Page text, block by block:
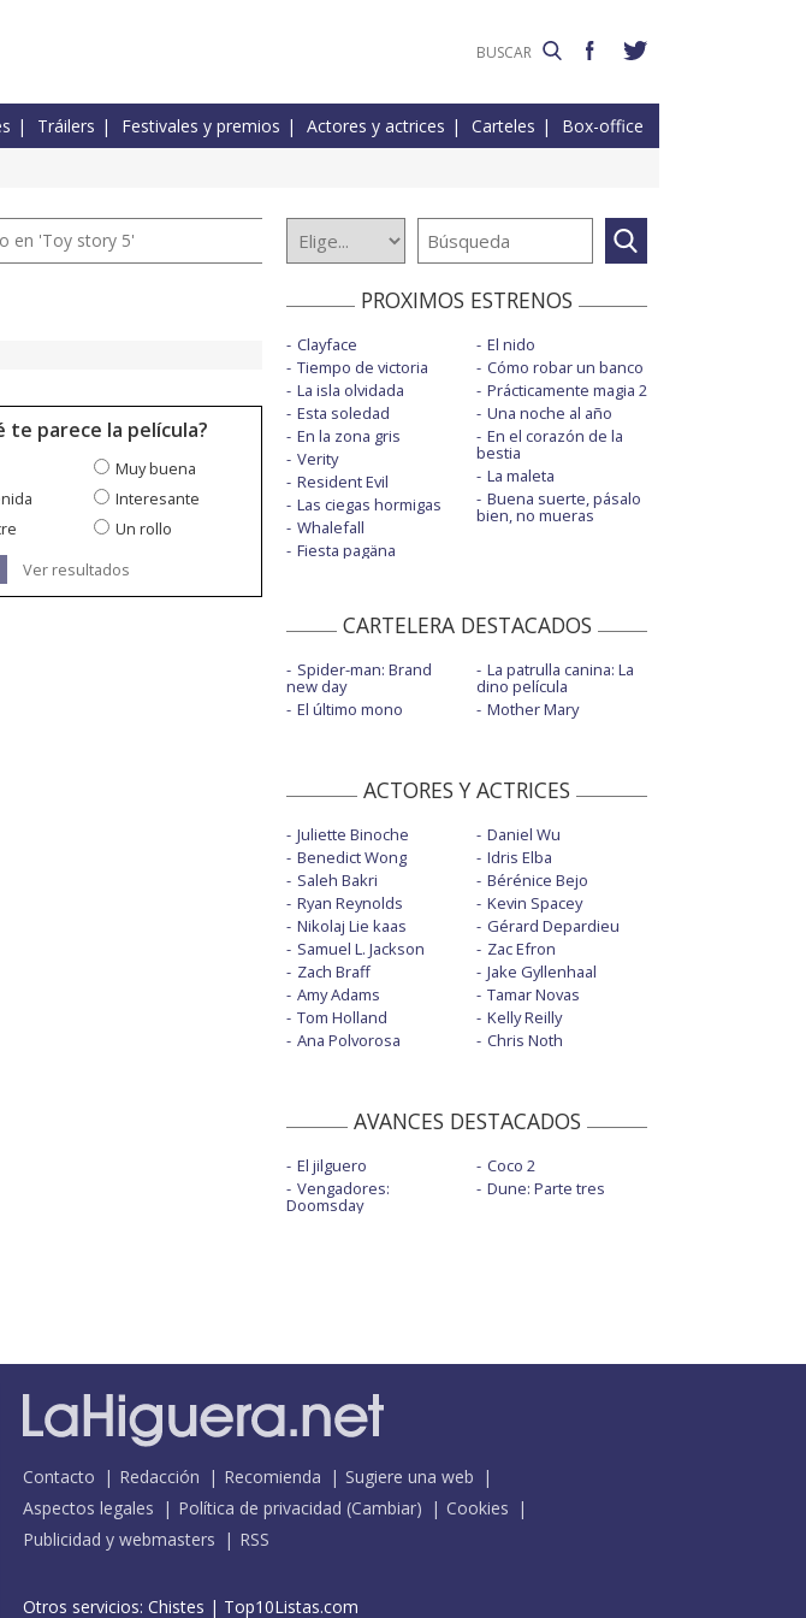
Tráilers Festivales y premios Actores y actrices Carteles Box-office
en 'Toy story 5'
te parece la película?
Muy buena
Interesante
Un rollo
Ver resultados
PROXIMOS ESTRENOS
Clayface
Tiempo de victoria
La isla olvidada
Esta soledad
En la zona gris
Verity
Resident Evil
Las ciegas hormigas
Whalefall
Fiesta pagäna
El nido
Cómo robar un banco
Prácticamente magia 2
Una noche al año
En el corazón de la
bestia
La maleta
Buena suerte, pásalo
bien, no mueras
CARTELERA DESTACADOS
Spider-man: Brand
new day
El último mono
La patrulla canina: La
dino película
Mother Mary
ACTORES Y ACTRICES
Juliette Binoche
Benedict Wong
Saleh Bakri
Ryan Reynolds
Nikolaj Lie kaas
Samuel L. Jackson
Zach Braff
Amy Adams
Tom Holland
Ana Polvorosa
Daniel Wu
Idris Elba
Bérénice Bejo
Kevin Spacey
Gérard Depardieu
Zac Efron
Jake Gyllenhaal
Tamar Novas
Kelly Reilly
Chris Noth
AVANCES DESTACADOS
El jilguero
Vengadores:
Doomsday
Coco 2
Dune: Parte tres
Contacto Redacción Recomienda
Sugiere una web
Aspectos legales
Política de privacidad (Cambiar)
Cookies
Publicidad y webmasters
RSS
Otros servicios: Chistes | Top10Listas.com